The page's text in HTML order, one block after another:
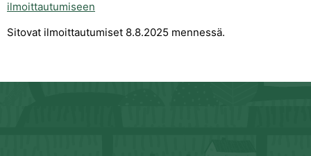
ilmoittautumiseen
Sitovat ilmoittautumiset 8.8.2025 mennessä.